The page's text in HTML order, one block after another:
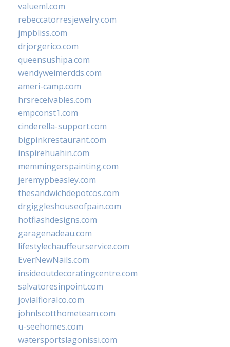
valueml.com
rebeccatorresjewelry.com
jmpbliss.com
drjorgerico.com
queensushipa.com
wendyweimerdds.com
ameri-camp.com
hrsreceivables.com
empconst1.com
cinderella-support.com
bigpinkrestaurant.com
inspirehuahin.com
memmingerspainting.com
jeremypbeasley.com
thesandwichdepotcos.com
drgiggleshouseofpain.com
hotflashdesigns.com
garagenadeau.com
lifestylechauffeurservice.com
EverNewNails.com
insideoutdecoratingcentre.com
salvatoresinpoint.com
jovialfloralco.com
johnlscotthometeam.com
u-seehomes.com
watersportslagonissi.com